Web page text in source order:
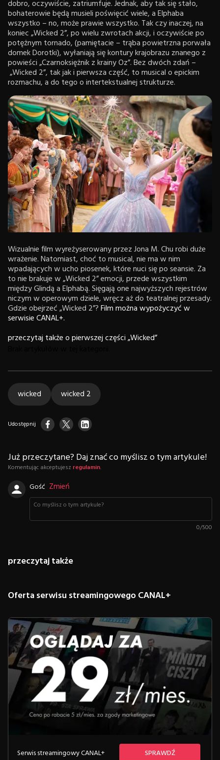
dobro, oczywiście, zatriumfuje. Jednak, aby tak się stało,
bohaterowie będą musieli poświęcić wiele, a Elphaba
wszystko – no, może prawie wszystko. Tak czy inaczej, na
koniec „Wicked 2”, po wielu zwrotach akcji, i oczywiście po
potężnym tornado, (pamiętacie – trąba powietrzna porwała
domek Dorotki), wyłaniają się kontury krajobrazu znanego z
powieści „Czarnoksiężnik z krainy Oz”. Bez dwóch zdań –
„Wicked 2”, tak jak i pierwsza część, to musical o epickim
rozmachu, a do tego o intertekstualnej strukturze.
Wizualnie film wyreżyserowany przez Jona M. Chu robi duże
wrażenie. Natomiast, choć to musical, nie ma w nim
wpadających w ucho piosenek, które nuci się po seansie. Za
to nie brakuje w „Wicked 2” emocji, przede wszystkim
między Glindą a Elphabą. Sięgają one najwyższych rejestrów
niczym w operowym dziele, wręcz aż do teatralnej przesady.
Gdzie obejrzeć „Wicked 2”?Film można wypożyczyć w
serwisie CANAL+.
przeczytaj także o pierwszej części „Wicked”
wicked wicked 2
Udostępnij
Już przeczytane? Daj znać co myślisz o tym artykule!
Komentując akceptujesz regulamin.
Gość Zmień
0/500
przeczytaj także
Oferta serwisu streamingowego CANAL+
Serwis streamingowy CANAL+ SPRAWDŹ